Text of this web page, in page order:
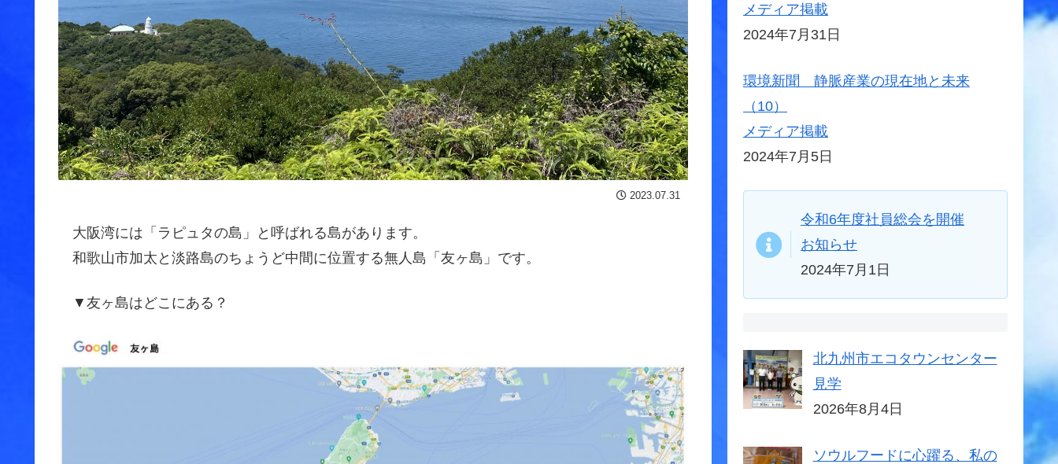
2023.07.31
大阪湾には「ラピュタの島」と呼ばれる島があります。
和歌山市加太と淡路島のちょうど中間に位置する無人島「友ヶ島」です。
▼友ヶ島はどこにある？
メディア掲載
2024年7月31日
環境新聞 静脈産業の現在地と未来
（10）
メディア掲載
2024年7月5日
令和6年度社員総会を開催
お知らせ
2024年7月1日
北九州市エコタウンセンター
見学
2026年8月4日
ソウルフードに心躍る、私の